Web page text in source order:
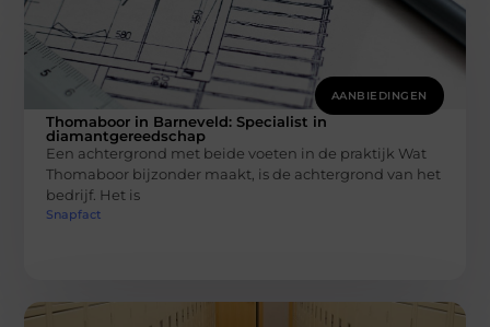
AANBIEDINGEN
Thomaboor in Barneveld: Specialist in
diamantgereedschap
Een achtergrond met beide voeten in de praktijk Wat
Thomaboor bijzonder maakt, is de achtergrond van het
bedrijf. Het is
Snapfact